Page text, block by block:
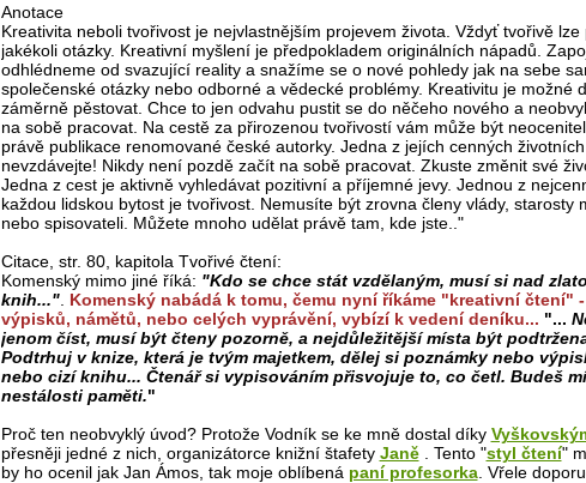
Anotace
Kreativita neboli tvořivost je nejvlastnějším projevem života. Vždyť tvořivě
jakékoli otázky. Kreativní myšlení je předpokladem originálních nápadů.
odhlédneme od svazující reality a snažíme se o nové pohledy jak na sebe
společenské otázky nebo odborné a vědecké problémy. Kreativitu je možné
záměrně pěstovat. Chce to jen odvahu pustit se do něčeho nového a
na sobě pracovat. Na cestě za přirozenou tvořivostí vám může být
právě publikace renomované české autorky. Jedna z jejích cenných
nevzdávejte! Nikdy není pozdě začít na sobě pracovat. Zkuste změnit své
Jedna z cest je aktivně vyhledávat pozitivní a příjemné jevy. Jednou z
každou lidskou bytost je tvořivost. Nemusíte být zrovna členy vlády, starosty
nebo spisovateli. Můžete mnoho udělat právě tam, kde jste.."
Citace, str. 80, kapitola Tvořivé čtení:
Komenský mimo jiné říká: "Kdo se chce stát vzdělaným, musí si nad
knih...". Komenský nabádá k tomu, čemu nyní říkáme "kreativní čtení"
výpisků, námětů, nebo celých vyprávění, vybízí k vedení deníku... "...
jenom číst, musí být čteny pozorně, a nejdůležitější místa být
Podtrhuj v knize, která je tvým majetkem, dělej si poznámky nebo
nebo cizí knihu... Čtenář si vypisováním přisvojuje to, co četl. Budeš
nestálosti paměti."
Proč ten neobvyklý úvod? Protože Vodník se ke mně dostal díky
přesněji jedné z nich, organizátorce knižní štafety Janě. Tento "styl čtení"
by ho ocenil jak Jan Ámos, tak moje oblíbená paní profesorka. Vřele